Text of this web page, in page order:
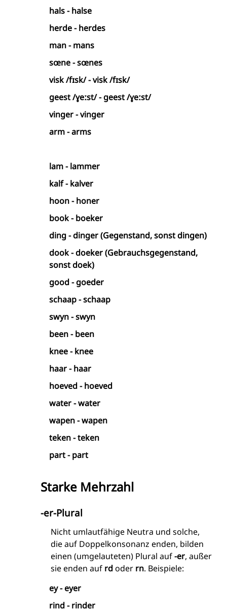
hals - halse
herde - herdes
man - mans
sœne - sœnes
visk /fɪsk/ - visk /fɪsk/
geest /ɣeːst/ - geest /ɣeːst/
vinger - vinger
arm - arms
lam - lammer
kalf - kalver
hoon - honer
book - boeker
ding - dinger (Gegenstand, sonst dingen)
dook - doeker (Gebrauchsgegenstand,
sonst doek)
good - goeder
schaap - schaap
swyn - swyn
been - been
knee - knee
haar - haar
hoeved - hoeved
water - water
wapen - wapen
teken - teken
part - part
Starke Mehrzahl
-er-Plural
Nicht umlautfähige Neutra und solche,
die auf Doppelkonsonanz enden, bilden
einen (umgelauteten) Plural auf-er, außer
sie enden auf rdoder rn. Beispiele:
ey - eyer
rind - rinder